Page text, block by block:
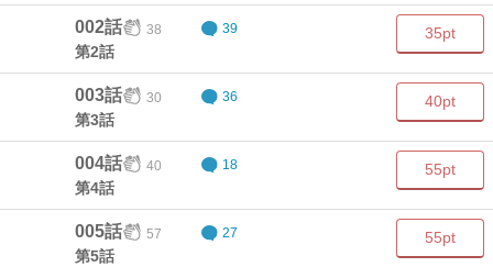
002話 38 39
第2話
35pt
003話 30 36
第3話
40pt
004話 40 18
第4話
55pt
005話 57 27
第5話
55pt